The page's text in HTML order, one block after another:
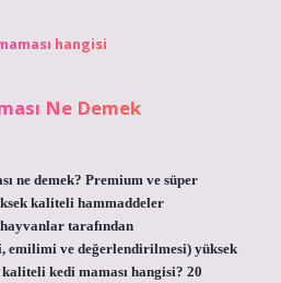
hangisi
Ne Demek
ne demek? Premium ve süper
kaliteli hammaddeler
tarafından
ve değerlendirilmesi) yüksek
kedi maması hangisi? 20